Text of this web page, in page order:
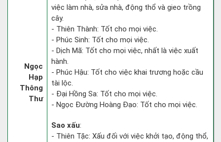
Ngọc
Hạp
Thông
Thư
việc làm nhà, sửa nhà, động thổ và gieo trồng
cây.
- Thiên Thành: Tốt cho mọi việc.
- Phúc Sinh: Tốt cho mọi việc.
- Dịch Mã: Tốt cho mọi việc, nhất là việc xuất
hành.
- Phúc Hậu: Tốt cho việc khai trương hoặc cầu
tài lộc.
- Đại Hồng Sa: Tốt cho mọi việc.
- Ngọc Đường Hoàng Đạo: Tốt cho mọi việc.
Sao xấu:
- Thiên Tặc: Xấu đối với việc khởi tạo, động thổ,